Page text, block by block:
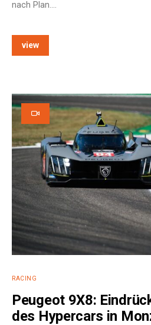
nach Plan.…
view
RACING
Peugeot 9X8:
des Hypercars in